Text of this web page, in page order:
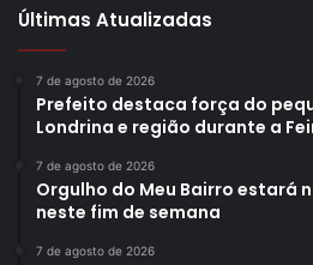
Últimas Atualizadas
7 de agosto de 2026
Prefeito destaca força do
Londrina e região durante a
7 de agosto de 2026
Orgulho do Meu Bairro estará
neste fim de semana
7 de agosto de 2026